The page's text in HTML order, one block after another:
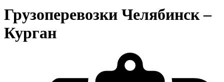
Грузоперевозки Челябинск –
Курган